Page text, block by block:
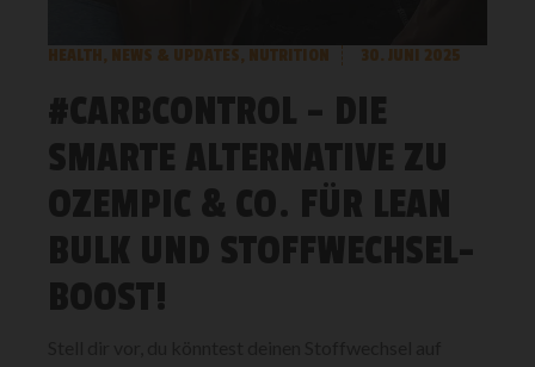
HEALTH, NEWS & UPDATES, NUTRITION 30. JUNI 2025
#CARBCONTROL – DIE
SMARTE ALTERNATIVE ZU
OZEMPIC & CO. FÜR LEAN
BULK UND STOFFWECHSEL-
BOOST!